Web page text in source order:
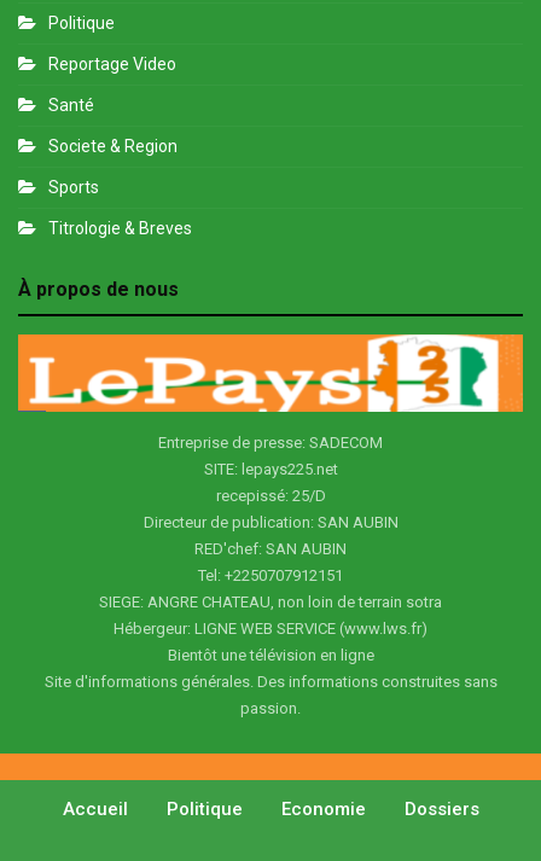
Politique
Reportage Video
Santé
Societe & Region
Sports
Titrologie & Breves
À propos de nous
Entreprise de presse: SADECOM
SITE: lepays225.net
recepissé: 25/D
Directeur de publication: SAN AUBIN
RED'chef: SAN AUBIN
Tel: +2250707912151
SIEGE: ANGRE CHATEAU, non loin de terrain sotra
Hébergeur: LIGNE WEB SERVICE (www.lws.fr)
Bientôt une télévision en ligne
Site d'informations générales. Des informations construites sans
passion.
Accueil Politique Economie Dossiers